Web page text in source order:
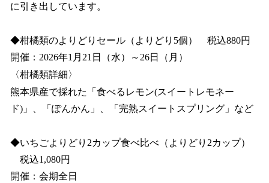
に引き出しています。
◆柑橘類のよりどりセール（よりどり5個） 税込880円
開催：2026年1月21日（水）～26日（月）
〈柑橘類詳細〉
熊本県産で採れた「食べるレモン(スイートレモネー
ド)」、「ぽんかん」、「完熟スイートスプリング」など
◆いちごよりどり2カップ食べ比べ（よりどり2カップ）
税込1,080円
開催：会期全日